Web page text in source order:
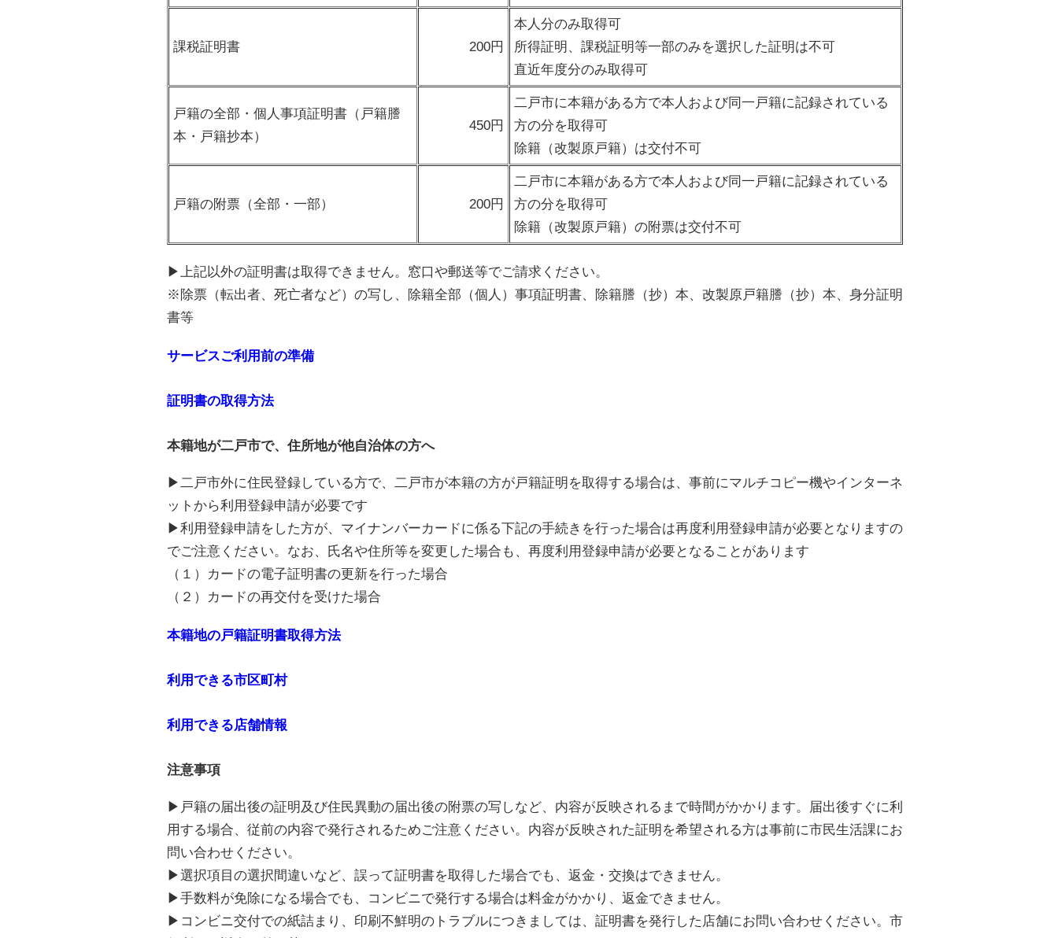
課税証明書 200円
本人分のみ取得可
所得証明、課税証明等一部のみを選択した証明は不可
直近年度分のみ取得可
戸籍の全部・個人事項証明書（戸籍謄
本・戸籍抄本）
450円
二戸市に本籍がある方で本人および同一戸籍に記録されている
方の分を取得可
除籍（改製原戸籍）は交付不可
戸籍の附票（全部・一部） 200円
二戸市に本籍がある方で本人および同一戸籍に記録されている
方の分を取得可
除籍（改製原戸籍）の附票は交付不可
▶上記以外の証明書は取得できません。窓口や郵送等でご請求ください。
※除票（転出者、死亡者など）の写し、除籍全部（個人）事項証明書、除籍謄（抄）本、改製原戸籍謄（抄）本、身分証明
書等
サービスご利用前の準備
証明書の取得方法
本籍地が二戸市で、住所地が他自治体の方へ
▶二戸市外に住民登録している方で、二戸市が本籍の方が戸籍証明を取得する場合は、事前にマルチコピー機やインターネ
ットから利用登録申請が必要です
▶利用登録申請をした方が、マイナンバーカードに係る下記の手続きを行った場合は再度利用登録申請が必要となりますの
でご注意ください。なお、氏名や住所等を変更した場合も、再度利用登録申請が必要となることがあります
（１）カードの電子証明書の更新を行った場合
（２）カードの再交付を受けた場合
本籍地の戸籍証明書取得方法
利用できる市区町村
利用できる店舗情報
注意事項
▶戸籍の届出後の証明及び住民異動の届出後の附票の写しなど、内容が反映されるまで時間がかかります。届出後すぐに利
用する場合、従前の内容で発行されるためご注意ください。内容が反映された証明を希望される方は事前に市民生活課にお
問い合わせください。
▶選択項目の選択間違いなど、誤って証明書を取得した場合でも、返金・交換はできません。
▶手数料が免除になる場合でも、コンビニで発行する場合は料金がかかり、返金できません。
▶コンビニ交付での紙詰まり、印刷不鮮明のトラブルにつきましては、証明書を発行した店舗にお問い合わせください。市